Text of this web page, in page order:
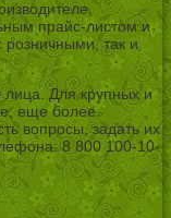
прайс-листом и
розничными, так и
лица. Для крупных и
еще более
вопросы, задать их
8 800 100-10-